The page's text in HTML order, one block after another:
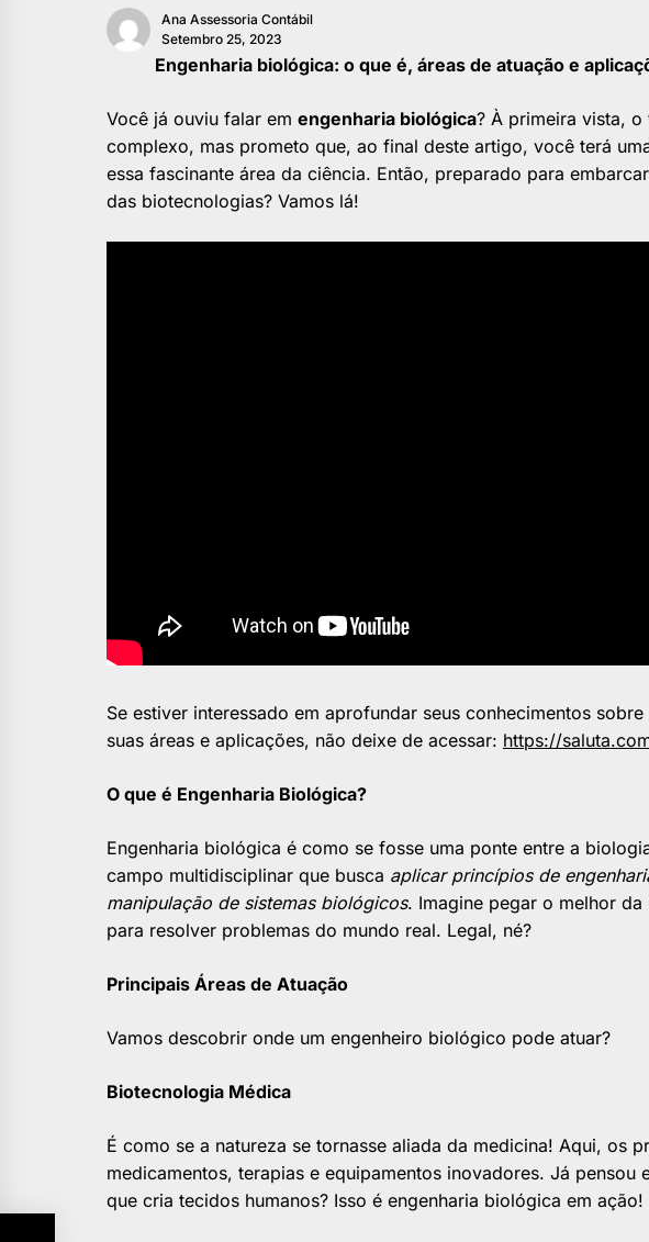
Ana Assessoria Contábil
Setembro 25, 2023
Engenharia biológica: o que é, áreas de atuação e
Você já ouviu falar em engenharia biológica? À primeira vista,
complexo, mas prometo que, ao final deste artigo, você terá
essa fascinante área da ciência. Então, preparado para
das biotecnologias? Vamos lá!
Se estiver interessado em aprofundar seus conhecimentos
suas áreas e aplicações, não deixe de acessar: https://
O que é Engenharia Biológica?
Engenharia biológica é como se fosse uma ponte entre a
campo multidisciplinar que busca aplicar princípios de
manipulação de sistemas biológicos. Imagine pegar o melhor
para resolver problemas do mundo real. Legal, né?
Principais Áreas de Atuação
Vamos descobrir onde um engenheiro biológico pode atuar?
Biotecnologia Médica
É como se a natureza se tornasse aliada da medicina! Aqui, os
medicamentos, terapias e equipamentos inovadores. Já pensou
que cria tecidos humanos? Isso é engenharia biológica em ação!